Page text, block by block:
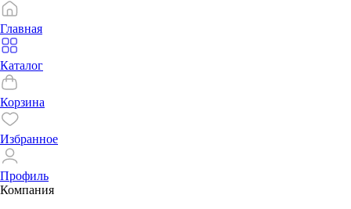
Главная
Каталог
Корзина
Избранное
Профиль
Компания